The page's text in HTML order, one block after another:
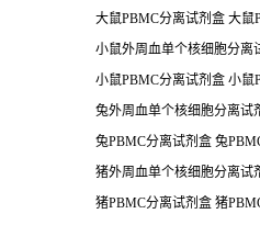
大鼠PBMC分离试剂盒 大鼠
小鼠外周血单个核细胞分离
小鼠PBMC分离试剂盒 小鼠
兔外周血单个核细胞分离试
兔PBMC分离试剂盒 兔
猪外周血单个核细胞分离试
猪PBMC分离试剂盒 猪